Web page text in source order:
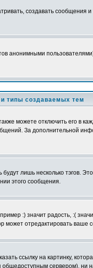
создавать сообщения
анонимными
типы создаваемых тем
можете отключить его в
За дополнительной
лишь несколько тэгов.
этого сообщения.
:) значит радость, :(
может отредактировать ваше
ссылку на картинку,
сервером), ни